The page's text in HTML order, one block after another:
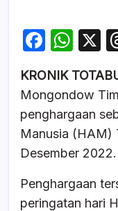
F
c
e
b
o
o
k
W
at
s
A
p
X
KRONIK
Mongondow
penghargaan
Manusia (HAM)
Desember 2022.
Penghargaan
peringatan hari